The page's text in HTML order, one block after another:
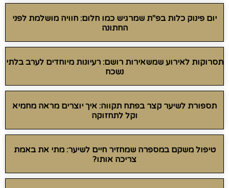
יום פינוק כלות בפ"ת שמרגיש כמו חלום: חוויה מושלמת לפני
החתונה
תסרוקות לאירוע שמשאירות רושם: רעיונות מיוחדים לערב בלתי
נשכח
תספורת לשיער קצר בפתח תקווה: איך יוצרים מראה מחמיא
וקל לתחזוקה
טיפול משקם במספרה שמחזיר חיים לשיער: מתי את באמת
צריכה אותו?